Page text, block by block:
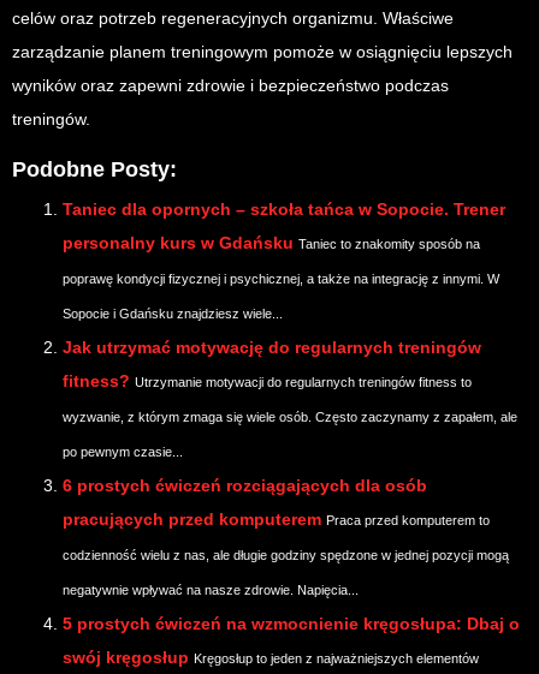
celów oraz potrzeb regeneracyjnych organizmu. Właściwe
zarządzanie planem treningowym pomoże w osiągnięciu lepszych
wyników oraz zapewni zdrowie i bezpieczeństwo podczas
treningów.
Podobne Posty:
Taniec dla opornych – szkoła tańca w Sopocie. Trener
personalny kurs w Gdańsku Taniec to znakomity sposób na
poprawę kondycji fizycznej i psychicznej, a także na integrację z innymi. W
Sopocie i Gdańsku znajdziesz wiele...
Jak utrzymać motywację do regularnych treningów
fitness? Utrzymanie motywacji do regularnych treningów fitness to
wyzwanie, z którym zmaga się wiele osób. Często zaczynamy z zapałem, ale
po pewnym czasie...
6 prostych ćwiczeń rozciągających dla osób
pracujących przed komputerem Praca przed komputerem to
codzienność wielu z nas, ale długie godziny spędzone w jednej pozycji mogą
negatywnie wpływać na nasze zdrowie. Napięcia...
5 prostych ćwiczeń na wzmocnienie kręgosłupa: Dbaj o
swój kręgosłup Kręgosłup to jeden z najważniejszych elementów